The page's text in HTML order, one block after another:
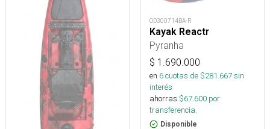
OD300714BA-R
Kayak Reactr
Pyranha
$ 1.690.000
en 6cuotas de $281.667sin
interés
ahorras $67.600 por
transferencia.
Disponible